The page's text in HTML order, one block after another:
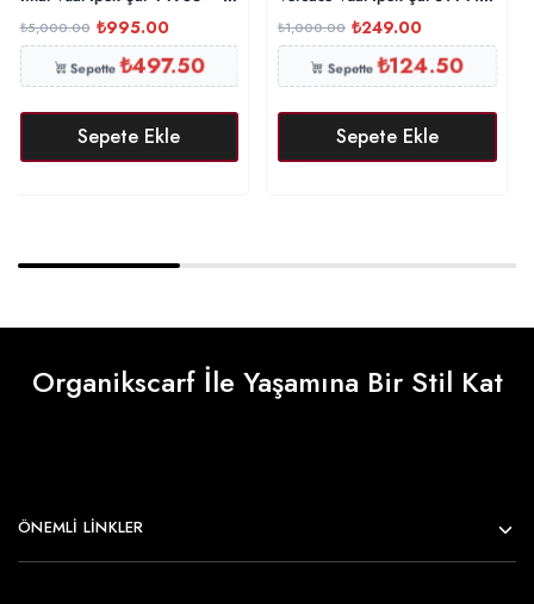
₺5,000.00 ₺995.00
Sepette₺497.50
Sepete Ekle
₺1,000.00 ₺249.00
Sepette₺124.50
Sepete Ekle
Organikscarf İle Yaşamına Bir Stil Kat
ÖNEMLI LINKLER